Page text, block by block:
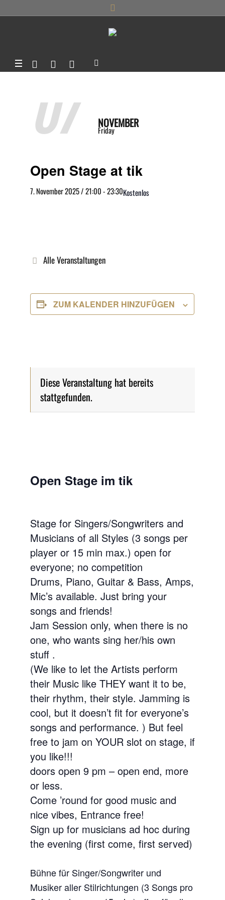
07 NOVEMBER
Friday
Open Stage at tik
7. November 2025 / 21:00-23:30Kostenlos
Alle Veranstaltungen
ZUM KALENDER HINZUFÜGEN
Diese Veranstaltung hat bereits
stattgefunden.
Open Stage im tik
Stage for Singers/Songwriters and
Musicians of all Styles (3 songs per
player or 15 min max.) open for
everyone; no competition
Drums, Piano, Guitar & Bass, Amps,
Mic’s available. Just bring your
songs and friends!
Jam Session only, when there is no
one, who wants sing her/his own
stuff .
(We like to let the Artists perform
their Music like THEY want it to be,
their rhythm, their style. Jamming is
cool, but it doesn’t fit for everyone’s
songs and performance. ) But feel
free to jam on YOUR slot on stage, if
you like!!!
doors open 9 pm – open end, more
or less.
Come ’round for good music and
nice vibes, Entrance free!
Sign up for musicians ad hoc during
the evening (first come, first served)
Bühne für Singer/Songwriter und
Musiker aller Stilrichtungen (3 Songs pro